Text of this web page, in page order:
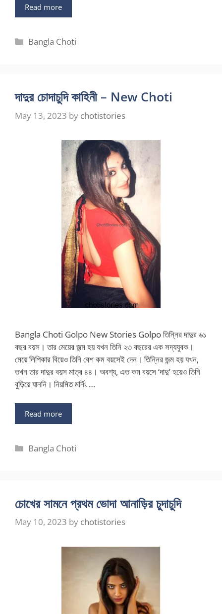
Read more
Categories
Bangla Choti
দাদুর চোদাচুদি কাহিনী – New Choti
May 13, 2023 by chotistories
Bangla Choti Golpo New Stories Golpo তিন্নির দাদুর ৬১
বছর বয়স। তার মেয়ের জন্ম হয় যখন তিনি ২৩ বছরের এক সদ্যযুবক।
মেয়ে লিপিকার বিয়েও তিনি বেশ কম বয়সেই দেন। তিন্নির জন্ম হয় যখন,
তখন তার দাদুর বয়স মাত্র ৪৪। অবশ্য, এত কম বয়সে ‘দাদু’ হয়েও তিনি
বুড়িয়ে যাননি। নিয়মিত মর্নিং …
Read more
Categories
Bangla Choti
চোখের সামনে প্রথম ভোদা আনাড়ির চুদাচুদি
May 10, 2023 by chotistories